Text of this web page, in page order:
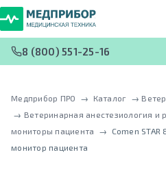
8 (800) 551-25-16
Медприбор ПРО → Каталог →
→ Ветеринарная анестезиология и
мониторы пациента
→
Comen
монитор пациента